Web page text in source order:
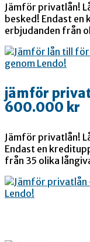
Jämför privatlån!
besked! Endast en
erbjudanden från
jämför
600.000 kr
Jämför privatlån!
Endast en
från 35 olika